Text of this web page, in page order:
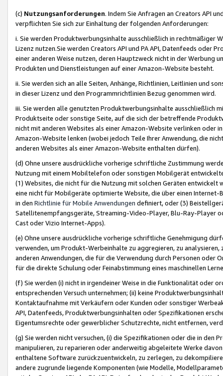
(c) Nutzungsanforderungen. Indem Sie Anfragen an Creators API
verpflichten Sie sich zur Einhaltung der folgenden Anforderungen:
i. Sie werden Produktwerbungsinhalte ausschließlich in rechtmäßiger
Lizenz nutzen.Sie werden Creators API und PA API, Datenfeeds oder
einer anderen Weise nutzen, deren Hauptzweck nicht in der Werbung
Produkten und Dienstleistungen auf einer Amazon-Website besteht.
ii. Sie werden sich an alle Seiten, Anhänge, Richtlinien, Leitlinien und
in dieser Lizenz und den Programmrichtlinien Bezug genommen wird.
iii. Sie werden alle genutzten Produktwerbungsinhalte ausschließlich
Produktseite oder sonstige Seite, auf die sich der betreffende
nicht mit anderen Websites als einer Amazon-Website verlinken oder
Amazon-Website lenken (wobei jedoch Teile Ihrer Anwendung, die
anderen Websites als einer Amazon-Website enthalten dürfen).
(d) Ohne unsere ausdrückliche vorherige schriftliche Zustimmung
Nutzung mit einem Mobiltelefon oder sonstigen Mobilgerät
(1) Websites, die nicht für die Nutzung mit solchen Geräten
eine nicht für Mobilgeräte optimierte Website, die über einen
in den Richtlinie für Mobile Anwendungen definiert, oder (3)
Satellitenempfangsgeräte, Streaming-Video-Player, Blu-Ray-Player
Cast oder Vizio Internet-Apps).
(e) Ohne unsere ausdrückliche vorherige schriftliche Genehmigung
verwenden, um Produkt-Werbeinhalte zu aggregieren, zu
anderen Anwendungen, die für die Verwendung durch Personen
für die direkte Schulung oder Feinabstimmung eines maschinellen
(f) Sie werden (i) nicht in irgendeiner Weise in die Funktionalität oder
entsprechenden Versuch unternehmen; (ii) keine
Kontaktaufnahme mit Verkäufern oder Kunden oder sonstiger
API, Datenfeeds, Produktwerbungsinhalten oder Spezifikationen
Eigentumsrechte oder gewerblicher Schutzrechte, nicht entfernen,
(g) Sie werden nicht versuchen, (i) die Spezifikationen oder die in
manipulieren, zu reparieren oder anderweitig abgeleitete Werke
enthaltene Software zurückzuentwickeln, zu zerlegen, zu
andere zugrunde liegende Komponenten (wie Modelle,